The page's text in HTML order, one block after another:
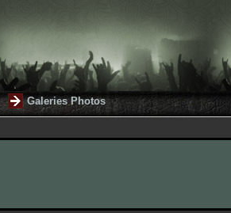
Galeries Photos